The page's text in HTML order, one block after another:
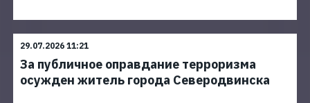
29.07.2026 11:21
За публичное оправдание терроризма
осужден житель города Северодвинска